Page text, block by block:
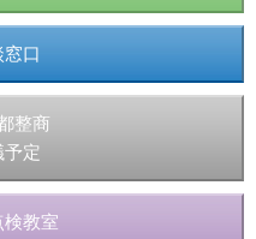
口
整商
予定
検教室